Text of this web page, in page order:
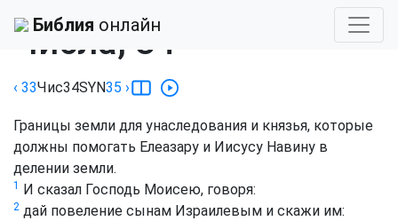
Библия онлайн
Числа, 34
‹ 33Чис34SYN35 ›
Границы земли для унаследования и князья, которые
должны помогать Елеазару и Иисусу Навину в
делении земли.
1 И сказал Господь Моисею, говоря:
2 дай повеление сынам Израилевым и скажи им: